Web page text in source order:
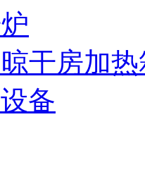
干房加热
备